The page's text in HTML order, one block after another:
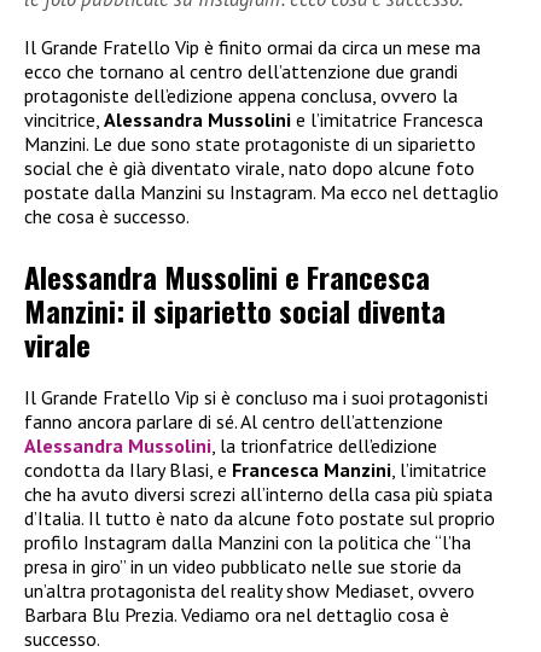
Il Grande Fratello Vip è finito ormai da circa un mese ma
ecco che tornano al centro dell’attenzione due grandi
protagoniste dell’edizione appena conclusa, ovvero la
vincitrice, Alessandra Mussolini e l’imitatrice Francesca
Manzini. Le due sono state protagoniste di un siparietto
social che è già diventato virale, nato dopo alcune foto
postate dalla Manzini su Instagram. Ma ecco nel dettaglio
che cosa è successo.
Alessandra Mussolini e Francesca
Manzini: il siparietto social diventa
virale
Il Grande Fratello Vip si è concluso ma i suoi protagonisti
fanno ancora parlare di sé. Al centro dell’attenzione
Alessandra Mussolini , la trionfatrice dell’edizione
condotta da Ilary Blasi, e Francesca Manzini , l’imitatrice
che ha avuto diversi screzi all’interno della casa più spiata
d’Italia. Il tutto è nato da alcune foto postate sul proprio
profilo Instagram dalla Manzini con la politica che “l’ha
presa in giro” in un video pubblicato nelle sue storie da
un’altra protagonista del reality show Mediaset, ovvero
Barbara Blu Prezia. Vediamo ora nel dettaglio cosa è
successo.